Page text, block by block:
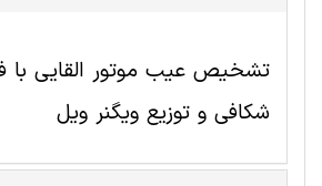
شکافی و توزیع ویگنر ویل